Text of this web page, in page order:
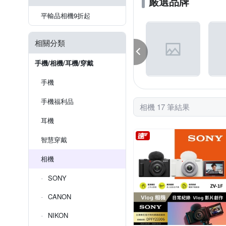
平輸品相機9折起
相關分類
手機/相機/耳機/穿戴
手機
手機福利品
耳機
智慧穿戴
相機
SONY
CANON
NIKON
相機 17 筆結果